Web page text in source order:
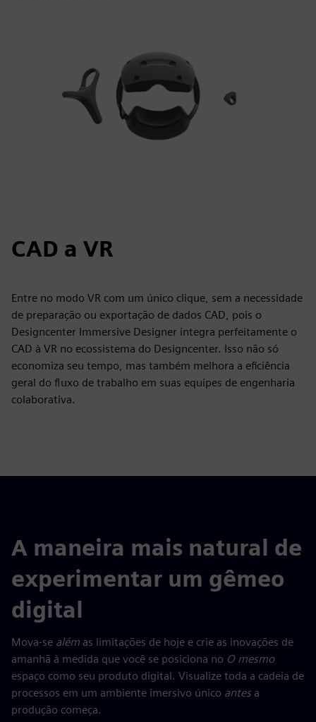
CAD a VR
Entre no modo VR com um único clique, sem a necessidade
de preparação ou exportação de dados CAD, pois o
Designcenter Immersive Designer integra perfeitamente o
CAD à VR no ecossistema do Designcenter. Isso não só
economiza seu tempo, mas também melhora a eficiência
geral do fluxo de trabalho em suas equipes de engenharia
colaborativa.
A maneira mais natural de
experimentar um gêmeo
digital
Mova-se além as limitações de hoje e crie as inovações de
amanhã à medida que você se posiciona no O mesmo
espaço como seu produto digital. Visualize toda a cadeia de
processos em um ambiente imersivo único antesa
produção começa.